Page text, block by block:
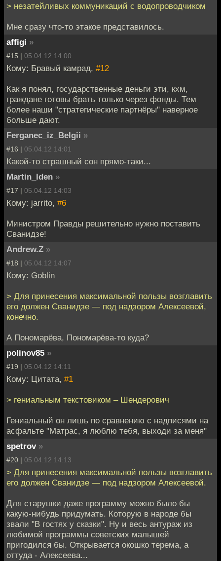
> незатейливых коммуникаций с водопроводчиком
Мне сразу что-то этакое представилось.
affigi »
#15 | 05.04.12 14:00
Кому: Бравый камрад, #12
Как я понял, государственные деньги эти, кхм,
граждане готовы брать только через фонды. Тем
более наши "стратегические партнёры" наверное
больше дают.
Ferganec_iz_Belgii »
#16 | 05.04.12 14:01
Какой-то страшный сон прямо-таки...
Martin_Iden »
#17 | 05.04.12 14:03
Кому: jarrito, #6
Министром Правды решительно нужно поставить
Сванидзе!
Andrew.Z »
#18 | 05.04.12 14:07
Кому: Goblin
> Для принесения максимальной пользы возглавить
его должен Сванидзе — под надзором Алексеевой,
конечно.
А Пономарёва, Пономарёва-то куда?
polinov85 »
#19 | 05.04.12 14:11
Кому: Цитата, #1
> гениальным текстовиком – Шендерович
Гениальный он лишь по сравнению с надписями на
асфальте "Матрас, я люблю тебя, выходи за меня"
spetrov »
#20 | 05.04.12 14:13
> Для принесения максимальной пользы возглавить
его должен Сванидзе — под надзором Алексеевой.
Для старушки даже программу можно было бы
какую-нибудь придумать. Которую в народе бы
звали "В гостях у сказки". Ну и весь антураж из
любимой программы советских малышей
пригодился бы. Открывается окошко терема, а
оттуда - Алексеева...